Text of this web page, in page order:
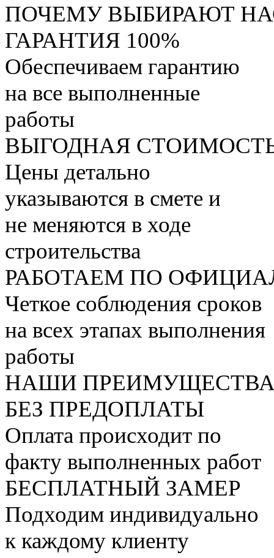
ПОЧЕМУ ВЫБИРАЮТ
ГАРАНТИЯ 100%
Обеспечиваем гарантию
на все выполненные
работы
ВЫГОДНАЯ
Цены детально
указываются в смете и
не меняются в ходе
строительства
РАБОТАЕМ ПО
Четкое соблюдения сроков
на всех этапах выполнения
работы
НАШИ
БЕЗ ПРЕДОПЛАТЫ
Оплата происходит по
факту выполненных работ
БЕСПЛАТНЫЙ ЗАМЕР
Подходим индивидуально
к каждому клиенту